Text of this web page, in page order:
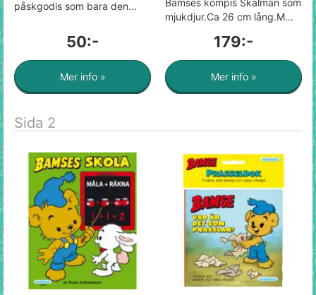
påskgodis som bara den...
50:-
Mer info »
Bamses kompis Skalman som
mjukdjur.Ca 26 cm lång.M...
179:-
Mer info »
Sida 2